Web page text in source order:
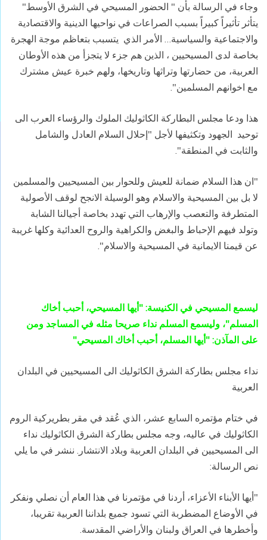
وجاء في الرسالة بأن " الحضور المسيحي في الشرق الأوسط"
يتأثر تأثيراً كبيراً بسبب الصراعات في نواحيها الدينية والاقتصادية
والاجتماعية والسياسية… الأمر الذي يتسبب بتعاظم موجة الهجرة
بخاصة لدى المسيحيين ، الذين هم جزء لا يتجزأ من هذه الأوطان
العربية، من حضارتها وتراثها وتاريخها، ولهم خبرة عيش مشترك
مع اخوانهم المسلمين".
هذا ودعا مجلس البطاركة الكاثوليك الملوك والرؤساء العرب الى
توحيد الجهود وتكثيفها لأجل "إحلال السلام العادل والشامل
والثابت في المنطقة".
"ان هذا السلام ضمانة للعيش وللحوار بين المسيحيين والمسلمين
لا بل بين المسيحية والاسلام وهو الوسيلة الانجح لوقف الأصولية
المتطرفة والتعصب والإرهاب التي تهدد بخاصة أجيالنا الشابة
وتولد فيهم الإحباط والبغض والكراهية والروح العدائية وكلها غريبة
عن قيمنا الايمانية في المسيحية والاسلام".
ليسمع المسيحي في الكنيسة: "أيها المسيحي، أحبب أخاك
المسلم"، وليسمع المسلم نداء صريحا مثله في المساجد ومن
على المآذن: "أيها المسلم، أحبب أخاك المسيحي"
نداء مجلس بطاركة الشرق الكاثوليك الى المسيحيين في البلدان
العربية
في ختام مؤتمره السابع عشر، الذي عُقد في مقر بطريركية الروم
الكاثوليك في عاليه، وجه مجلس بطاركة الشرق الكاثوليك نداء
الى المسيحيين في البلدان العربية وبلاد الانتشار. ننشر في ما يلي
نص الرسالة:
"أيها الأبناء الأعزاء، أردنا في مؤتمرنا في هذا العام أن نصلي ونفكر
في الأوضاع المضطربة التي تسود جميع بلداننا العربية تقريبا،
وأخطرها في العراق ولبنان والأراضي المقدسة.